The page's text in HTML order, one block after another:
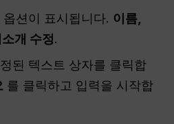
션이 표시됩니다. 이름,
개 수정.
된 텍스트 상자를 클릭합
를 클릭하고 입력을 시작합